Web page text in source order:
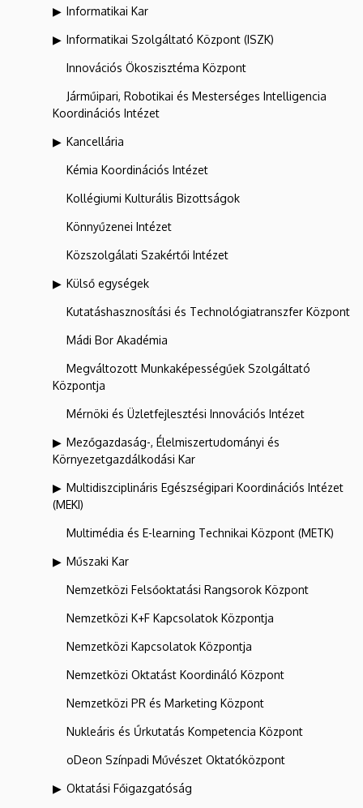
Informatikai Kar
Informatikai Szolgáltató Központ (ISZK)
Innovációs Ökoszisztéma Központ
Járműipari, Robotikai és Mesterséges Intelligencia
Koordinációs Intézet
Kancellária
Kémia Koordinációs Intézet
Kollégiumi Kulturális Bizottságok
Könnyűzenei Intézet
Közszolgálati Szakértői Intézet
Külső egységek
Kutatáshasznosítási és Technológiatranszfer Központ
Mádi Bor Akadémia
Megváltozott Munkaképességűek Szolgáltató
Központja
Mérnöki és Üzletfejlesztési Innovációs Intézet
Mezőgazdaság-, Élelmiszertudományi és
Környezetgazdálkodási Kar
Multidiszciplináris Egészségipari Koordinációs Intézet
(MEKI)
Multimédia és E-learning Technikai Központ (METK)
Műszaki Kar
Nemzetközi Felsőoktatási Rangsorok Központ
Nemzetközi K+F Kapcsolatok Központja
Nemzetközi Kapcsolatok Központja
Nemzetközi Oktatást Koordináló Központ
Nemzetközi PR és Marketing Központ
Nukleáris és Űrkutatás Kompetencia Központ
oDeon Színpadi Művészet Oktatóközpont
Oktatási Főigazgatóság